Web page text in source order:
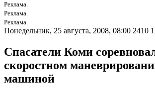
Реклама.
Реклама.
Реклама.
Понедельник, 25 августа, 2008, 08:00 2410 1
Спасатели Коми
скоростном
машиной